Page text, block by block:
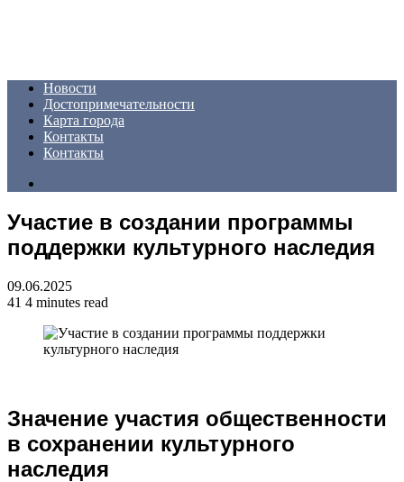
Новости
Достопримечательности
Карта города
Контакты
Контакты
Участие в создании программы
поддержки культурного наследия
09.06.2025
41 4 minutes read
Значение участия общественности
в сохранении культурного
наследия